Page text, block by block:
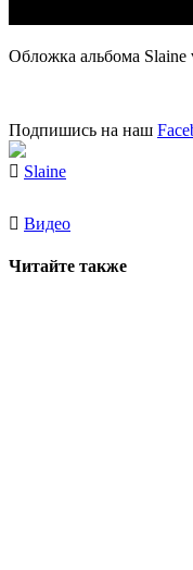
Обложка альбома Slaine
Подпишись на наш
Slaine
Видео
Читайте также